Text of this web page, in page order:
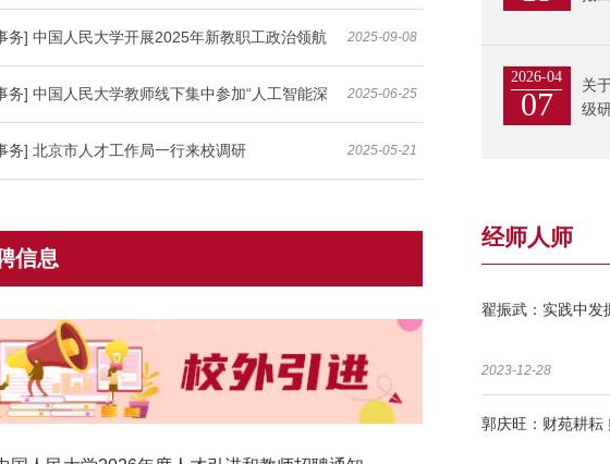
校长作专题讲授 2025-09-08
务] 中国人民大学开展2025年新教职工政治领航
2025-06-25
务] 中国人民大学教师线下集中参加“人工智能深
教育教学与科研创新实践”高级研修班培训 2025-05-21
务] 北京市人才工作局一行来校调研
信息
2026-04
07
关
级
经师人师
翟振武：实践中发
2023-12-28
郭庆旺：财苑耕耘